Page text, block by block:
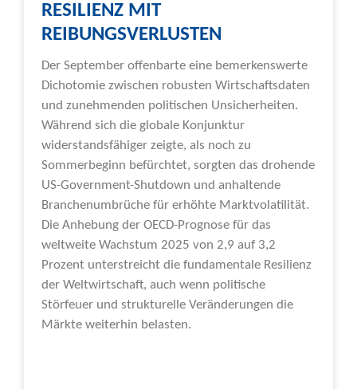
RESILIENZ MIT
REIBUNGSVERLUSTEN
Der September offenbarte eine bemerkenswerte
Dichotomie zwischen robusten Wirtschaftsdaten
und zunehmenden politischen Unsicherheiten.
Während sich die globale Konjunktur
widerstandsfähiger zeigte, als noch zu
Sommerbeginn befürchtet, sorgten das drohende
US-Government-Shutdown und anhaltende
Branchenumbrüche für erhöhte Marktvolatilität.
Die Anhebung der OECD-Prognose für das
weltweite Wachstum 2025 von 2,9 auf 3,2
Prozent unterstreicht die fundamentale Resilienz
der Weltwirtschaft, auch wenn politische
Störfeuer und strukturelle Veränderungen die
Märkte weiterhin belasten.